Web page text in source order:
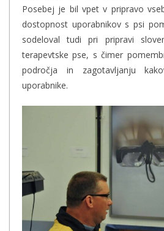
Posebej je bil vpet v pripravo
dostopnost uporabnikov s psi
sodeloval tudi pri pripravi
terapevtske pse, s čimer
področja in zagotavljanju
uporabnike.